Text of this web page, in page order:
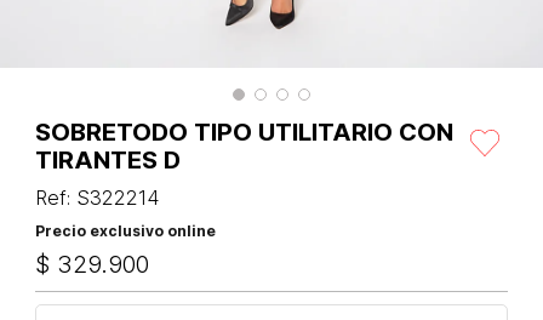
SOBRETODO TIPO UTILITARIO CON
TIRANTES D
Ref: S322214
Precio exclusivo online
$ 329.900